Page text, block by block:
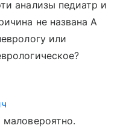
анализы педиатр и
не названа А
или